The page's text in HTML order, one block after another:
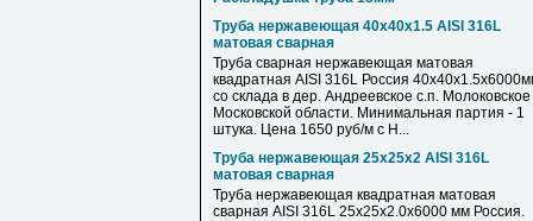
Труба нержавеющая 40х40х1.5 AISI 316L
матовая сварная
Труба сварная нержавеющая матовая
квадратная AISI 316L Россия
со склада в дер. Андреевское с.п. Молоковское
Московской области. Минимальная партия - 1
штука. Цена 1650 руб/м с Н...
Труба нержавеющая 25х25х2 AISI 316L
матовая сварная
Труба нержавеющая квадратная матовая
сварная AISI 316L 25х25х2.0х6000 мм Россия.